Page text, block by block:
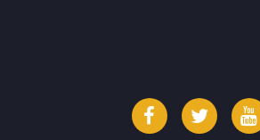
FacebookTwitter